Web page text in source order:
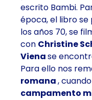
escrito Bambi.
época, el libro se
los años 70, se
con Christine
Vienase
Para ello nos
romana, cuando
campamento